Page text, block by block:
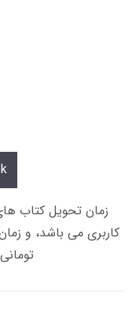
تومانی حداکثر 12